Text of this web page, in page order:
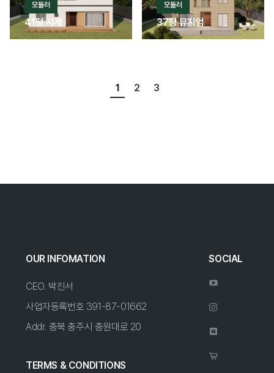
모듈러
41평 사계
모듈러
37평 뮤지엄
1 2 3
OUR INFOMATION
CEO. 박진서
사업자등록번호 391-87-01662
Addr. 충북 충주시 충원대로 20
TERMS & CONDITIONS
SOCIAL